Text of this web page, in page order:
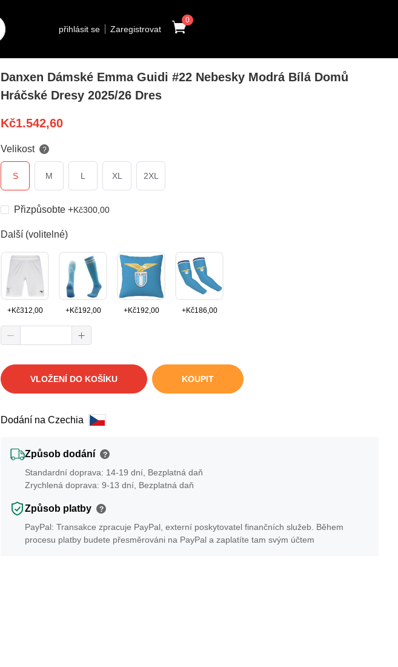
přihlásit se Zaregistrovat
0
Danxen Dámské Emma Guidi #22 Nebesky Modrá Bílá Domů
Hráčské Dresy 2025/26 Dres
Kč1.542,60
Velikost ?
S M L XL 2XL
Přizpůsobte +Kč300,00
Další (volitelné)
+Kč312,00 +Kč192,00 +Kč192,00 +Kč186,00
VLOŽENÍ DO KOŠÍKU KOUPIT
Dodání na Czechia
Způsob dodání ?
Standardní doprava: 14-19 dní, Bezplatná daň
Zrychlená doprava: 9-13 dní, Bezplatná daň
Způsob platby ?
PayPal: Transakce zpracuje PayPal, externí poskytovatel finančních služeb. Během
procesu platby budete přesměrováni na PayPal a zaplatíte tam svým účtem